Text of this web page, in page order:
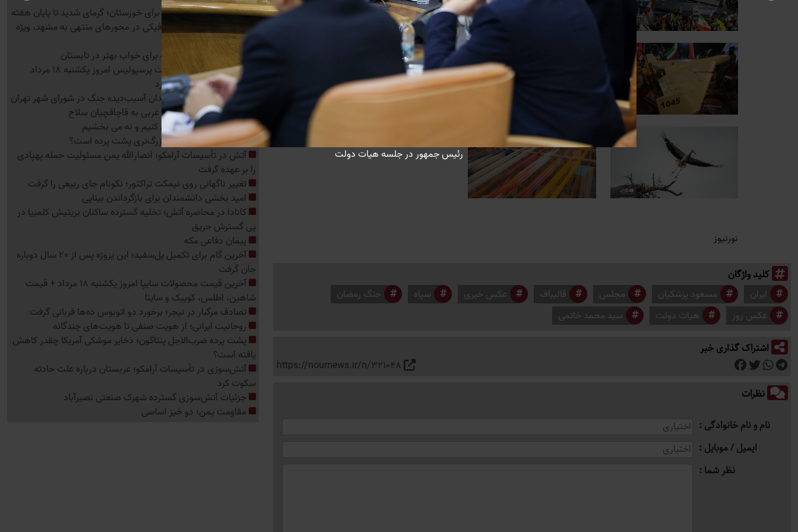
نورنیوز
کلید واژگان
ایران مسعود پزشکیان مجلس قالیباف عکس خبری سپاه
جنگ رمضان
عکس روز
هیات دولت سید محمد خاتمی
اشتراک گذاری خبر
https://nournews.ir/n/321048
نظرات
نام و نام خانوادگی
ایمیل / موبایل
نظر شما
رئیس جمهور در جلسه هیات دولت
هشدار قرمز هواشناسی برای خوزستان؛ گرمای شدید تا پایان هفته
اعلام محدودیت‌های ترافیکی در محورهای منتهی به مشهد، ویژه
آخر ماه صفر
آخرین اخبار نقل‌وانتقالات پرسپولیس امروز یکشنبه 18 مرداد
1405؛ جوان‌گرایی ادامه دارد
بررسی حمایت از شهروندان آسیب‌دیده جنگ در شورای شهر تهران
ضربه مرزبانی آذربایجان غربی به قاچاقچیان سلاح
عراقچی: نه فراموش می کنیم و نه می بخشیم
خط گاز زیر آتش؛ بازی بزرگ‌تری پشت پرده است؟
آتش در تأسیسات آرامکو؛ انصارالله یمن مسئولیت حمله پهپادی
را بر عهده گرفت
تغییر ناگهانی روی نیمکت تراکتور؛ نکونام جای ربیعی را گرفت
امید بخشی دانشمندان برای بازگرداندن بینایی
کانادا در محاصره آتش؛ تخلیه گسترده ساکنان بریتیش کلمبیا در
پی گسترش حریق
پیمان دفاعی مکه
آخرین گام برای تکمیل پل‌سفید؛ این پروژه پس از 20 سال دوباره
جان گرفت
آخرین قیمت محصولات سایپا امروز یکشنبه 18 مرداد + قیمت
شاهین، اطلس، کوییک و ساینا
تصادف مرگبار در نیجر؛ برخورد دو اتوبوس ده‌ها قربانی گرفت
روحانیت ایرانی؛ از هویت صنفی تا هویت‌های چندگانه
پشت پرده ضرب‌الاجل پنتاگون؛ ذخایر موشکی آمریکا چقدر کاهش
یافته است؟
آتش‌سوزی در تأسیسات آرامکو؛ عربستان درباره علت حادثه
سکوت کرد
جزئیات آتش‌سوزی گسترده شهرک صنعتی نصیرآباد
مقاومت یمن؛ دو خیز اساسی